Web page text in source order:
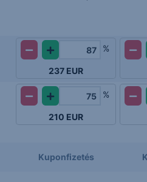
%
237 EUR
%
210 EUR
Kuponfizetés